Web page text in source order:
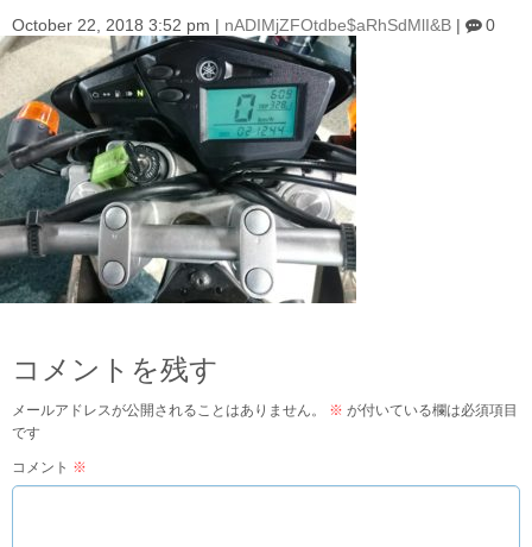
o
October 22, 2018 3:52 pm nADIMjZFOtdbe$aRhSdMlI&B 0
コメントを残す
メールアドレスが公開されることはありません。 ※ が付いている欄は必須項目
です
コメント ※